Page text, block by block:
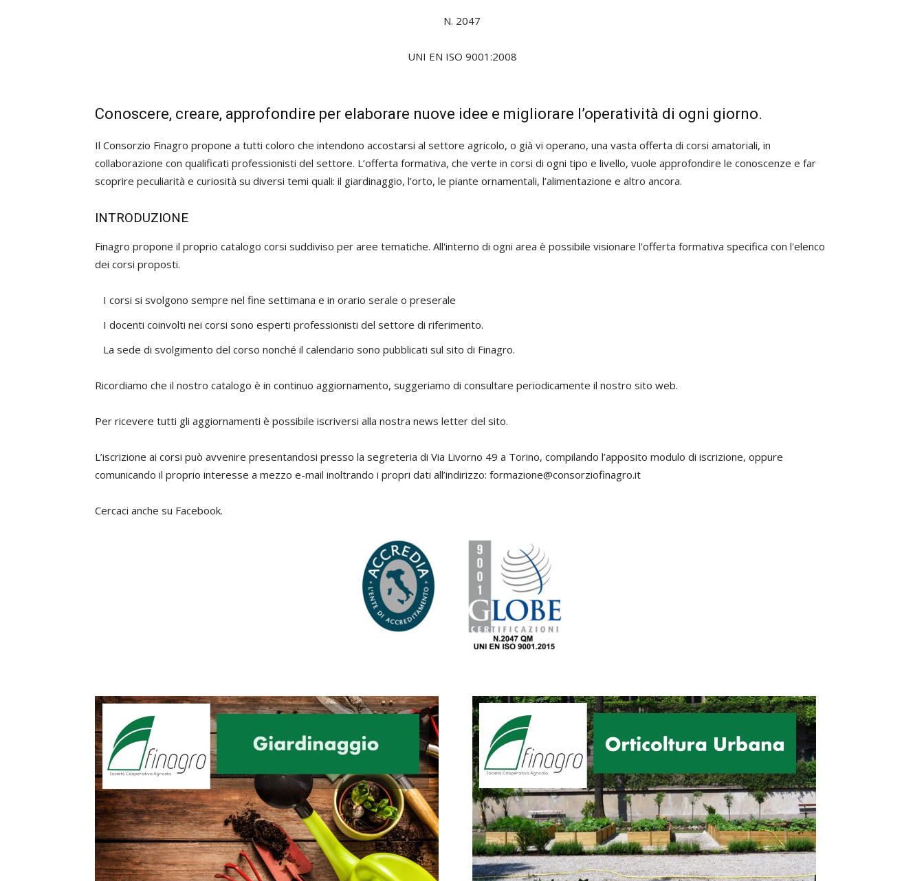
N. 2047
UNI EN ISO 9001:2008
Conoscere, creare, approfondire per elaborare nuove idee e migliorare l’operatività di ogni giorno.
Il Consorzio Finagro propone a tutti coloro che intendono accostarsi al settore agricolo, o già vi operano, una vasta offerta di corsi amatoriali, in
collaborazione con qualificati professionisti del settore. L’offerta formativa, che verte in corsi di ogni tipo e livello, vuole approfondire le conoscenze e far
scoprire peculiarità e curiosità su diversi temi quali: il giardinaggio, l’orto, le piante ornamentali, l’alimentazione e altro ancora.
INTRODUZIONE
Finagro propone il proprio catalogo corsi suddiviso per aree tematiche. All'interno di ogni area è possibile visionare l'offerta formativa specifica con l'elenco
dei corsi proposti.
I corsi si svolgono sempre nel fine settimana e in orario serale o preserale
I docenti coinvolti nei corsi sono esperti professionisti del settore di riferimento.
La sede di svolgimento del corso nonché il calendario sono pubblicati sul sito di Finagro.
Ricordiamo che il nostro catalogo è in continuo aggiornamento, suggeriamo di consultare periodicamente il nostro sito web.
Per ricevere tutti gli aggiornamenti è possibile iscriversi alla nostra news letter del sito.
L’iscrizione ai corsi può avvenire presentandosi presso la segreteria di Via Livorno 49 a Torino, compilando l’apposito modulo di iscrizione, oppure
comunicando il proprio interesse a mezzo e-mail inoltrando i propri dati all’indirizzo: formazione@consorziofinagro.it
Cercaci anche su Facebook.